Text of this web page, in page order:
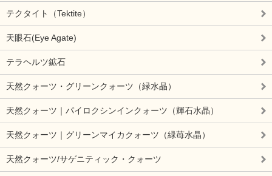
テクタイト（Tektite）
天眼石(Eye Agate)
テラヘルツ鉱石
天然クォーツ・グリーンクォーツ（緑水晶）
天然クォーツ｜パイロクシンインクォーツ（輝石水晶）
天然クォーツ｜グリーンマイカクォーツ（緑苺水晶）
天然クォーツ/サゲニティック・クォーツ